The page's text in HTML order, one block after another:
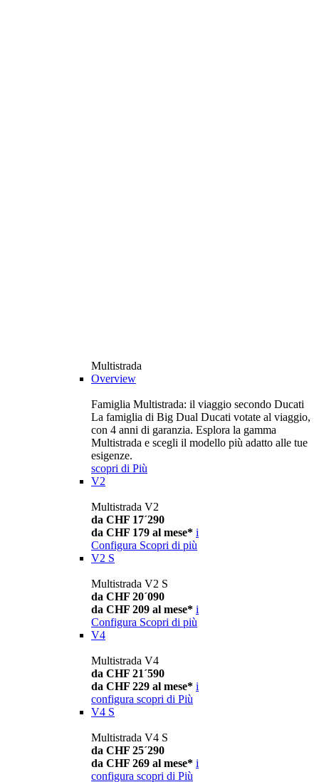
Multistrada
Overview
Famiglia Multistrada: il viaggio secondo Ducati
La famiglia di Big Dual Ducati votate al viaggio,
con 4 anni di garanzia. Esplora la gamma
Multistrada e scegli il modello più adatto alle tue
esigenze.
scopri di Più
V2
Multistrada V2
da CHF 17´290
da CHF 179 al mese* i
Configura Scopri di più
V2 S
Multistrada V2 S
da CHF 20´090
da CHF 209 al mese* i
Configura Scopri di più
V4
Multistrada V4
da CHF 21´590
da CHF 229 al mese* i
configura scopri di Più
V4 S
Multistrada V4 S
da CHF 25´290
da CHF 269 al mese* i
configura scopri di Più